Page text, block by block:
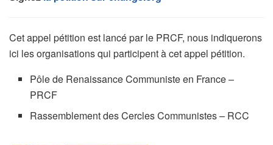
Cet appel pétition est lancé par le PRCF, nous indiquerons
ici les organisations qui participent à cet appel pétition.
Pôle de Renaissance Communiste en France –
PRCF
Rassemblement des Cercles Communistes – RCC